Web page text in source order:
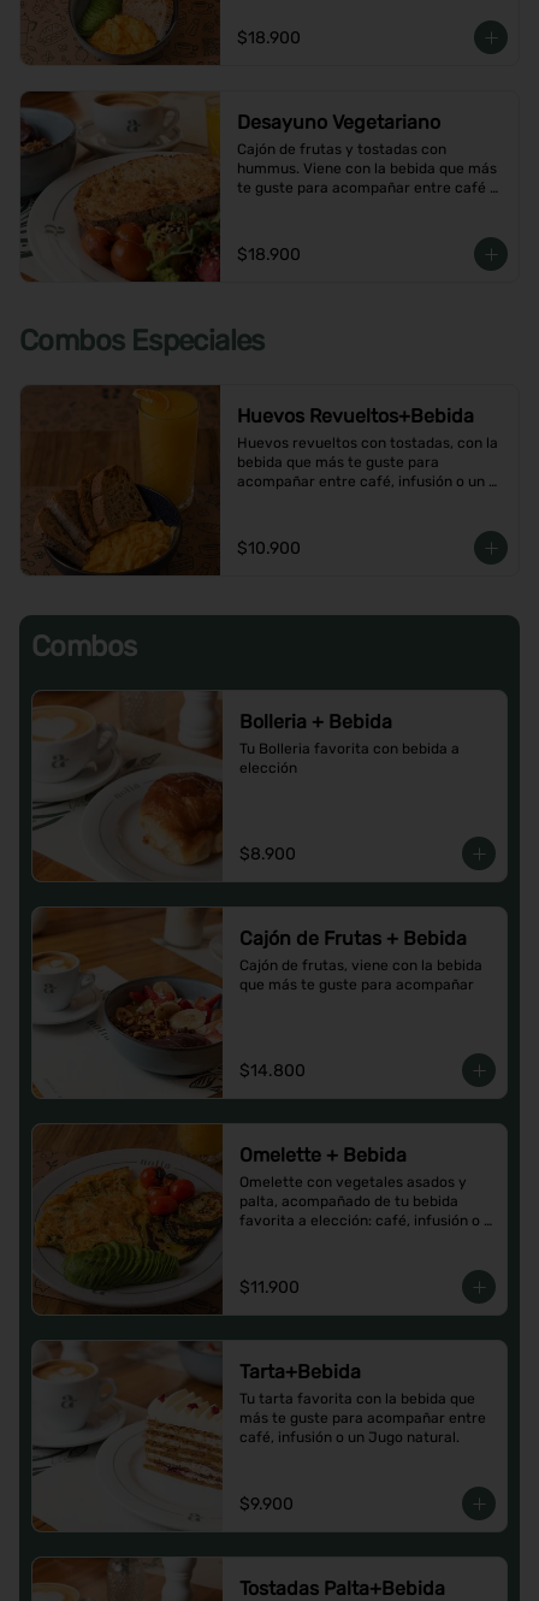
$18.900
Desayuno Vegetariano
Cajón de frutas y tostadas con
hummus. Viene con la bebida que más
te guste para acompañar entre café o
$18.900
Combos Especiales
Huevos Revueltos+Bebida
Huevos revueltos con tostadas, con la
bebida que más te guste para
acompañar entre café, infusión o un
$10.900
Combos
Bolleria + Bebida
Tu Bolleria favorita con bebida a
elección
$8.900
Cajón de Frutas + Bebida
Cajón de frutas, viene con la bebida
que más te guste para acompañar
$14.800
Omelette + Bebida
Omelette con vegetales asados y
palta, acompañado de tu bebida
favorita a elección: café, infusión o
$11.900
Tarta+Bebida
Tu tarta favorita con la bebida que
más te guste para acompañar entre
café, infusión o un Jugo natural.
$9.900
Tostadas Palta+Bebida